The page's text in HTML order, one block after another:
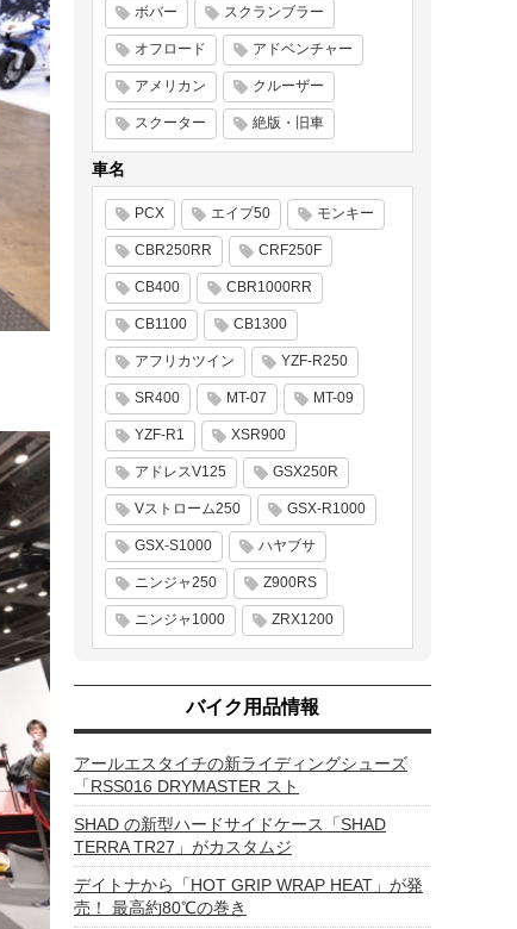
ボバー スクランブラー
オフロード アドベンチャー
アメリカン クルーザー
スクーター 絶版・旧車
車名
PCX エイプ50 モンキー
CBR250RR CRF250F
CB400 CBR1000RR
CB1100 CB1300
アフリカツイン YZF-R250
SR400 MT-07 MT-09
YZF-R1 XSR900
アドレスV125 GSX250R
Vストローム250 GSX-R1000
GSX-S1000 ハヤブサ
ニンジャ250 Z900RS
ニンジャ1000 ZRX1200
バイク用品情報
アールエスタイチの新ライディングシューズ
「RSS016 DRYMASTER スト
SHAD の新型ハードサイドケース「SHAD
TERRA TR27」がカスタムジ
デイトナから「HOT GRIP WRAP HEAT」が発
売！ 最高約80℃の巻き